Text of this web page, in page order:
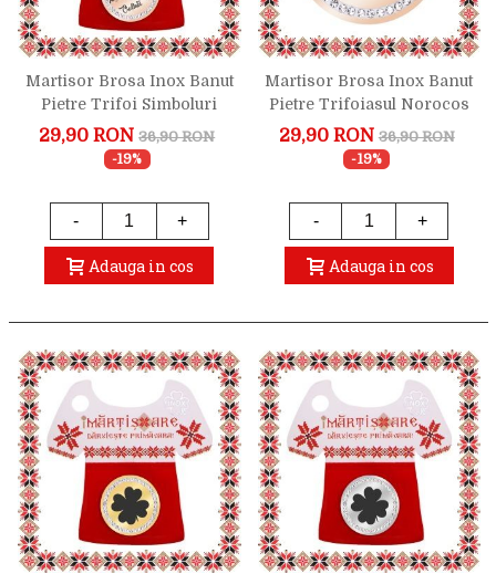
Martisor Brosa Inox Banut
Pietre Trifoi Simboluri
Rose Gold
29,90 RON 36,90 RON
-19%
- +
Adauga in cos
Martisor Brosa Inox Banut
Pietre Trifoiasul Norocos
Rose Gold
29,90 RON 36,90 RON
-19%
- +
Adauga in cos